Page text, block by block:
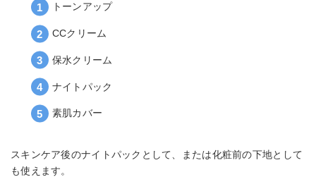
トーンアップ
CCクリーム
保水クリーム
ナイトパック
素肌カバー
スキンケア後のナイトパックとして、または化粧前の下地として
も使えます。